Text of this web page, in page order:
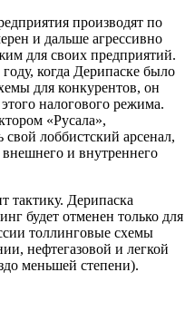
производят по
и дальше агрессивно
для своих предприятий.
когда Дерипаске было
для конкурентов, он
налогового режима.
«Русала»,
лоббистский арсенал,
и внутреннего
тактику. Дерипаска
будет отменен только для
толлинговые схемы
нефтегазовой и легкой
меньшей степени).